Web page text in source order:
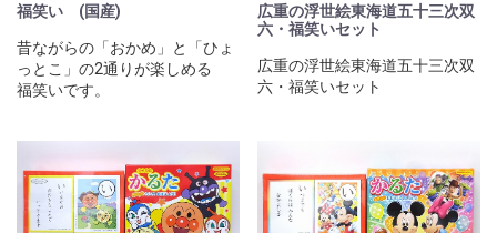
福笑い (国産)
昔ながらの「おかめ」と「ひょ
っとこ」の2通りが楽しめる
福笑いです。
広重の浮世絵東海道五十三次双
六・福笑いセット
広重の浮世絵東海道五十三次双
六・福笑いセット